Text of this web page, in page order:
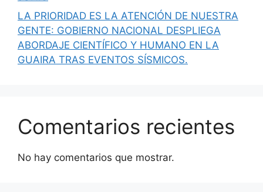
LA PRIORIDAD ES LA ATENCIÓN DE NUESTRA
GENTE: GOBIERNO NACIONAL DESPLIEGA
ABORDAJE CIENTÍFICO Y HUMANO EN LA
GUAIRA TRAS EVENTOS SÍSMICOS.
Comentarios recientes
No hay comentarios que mostrar.